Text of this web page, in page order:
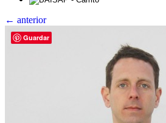
← anterior
Guardar